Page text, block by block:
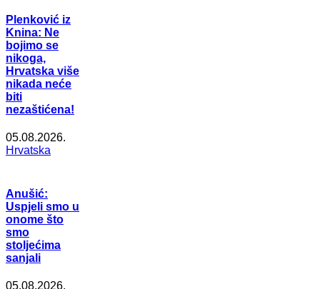
Plenković iz
Knina: Ne
bojimo se
nikoga,
Hrvatska više
nikada neće
biti
nezaštićena!
05.08.2026.
Hrvatska
Anušić:
Uspjeli smo u
onome što
smo
stoljećima
sanjali
05.08.2026.